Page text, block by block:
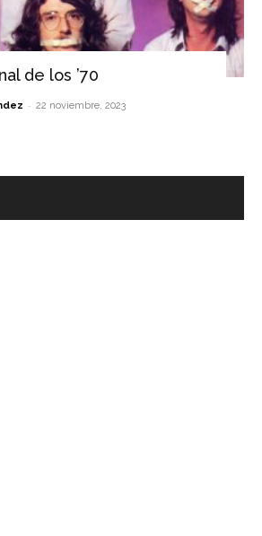
de los ’70
- 22 noviembre, 2023